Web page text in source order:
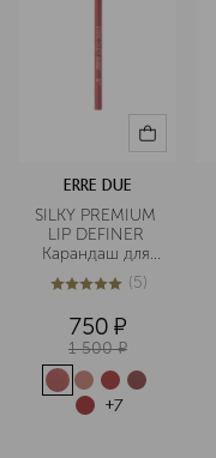
ERRE DUE
SILKY PREMIUM
LIP DEFINER
Карандаш для
губ стойкий
5из 55 (5)
750 ¤
1 500 ¤
+7